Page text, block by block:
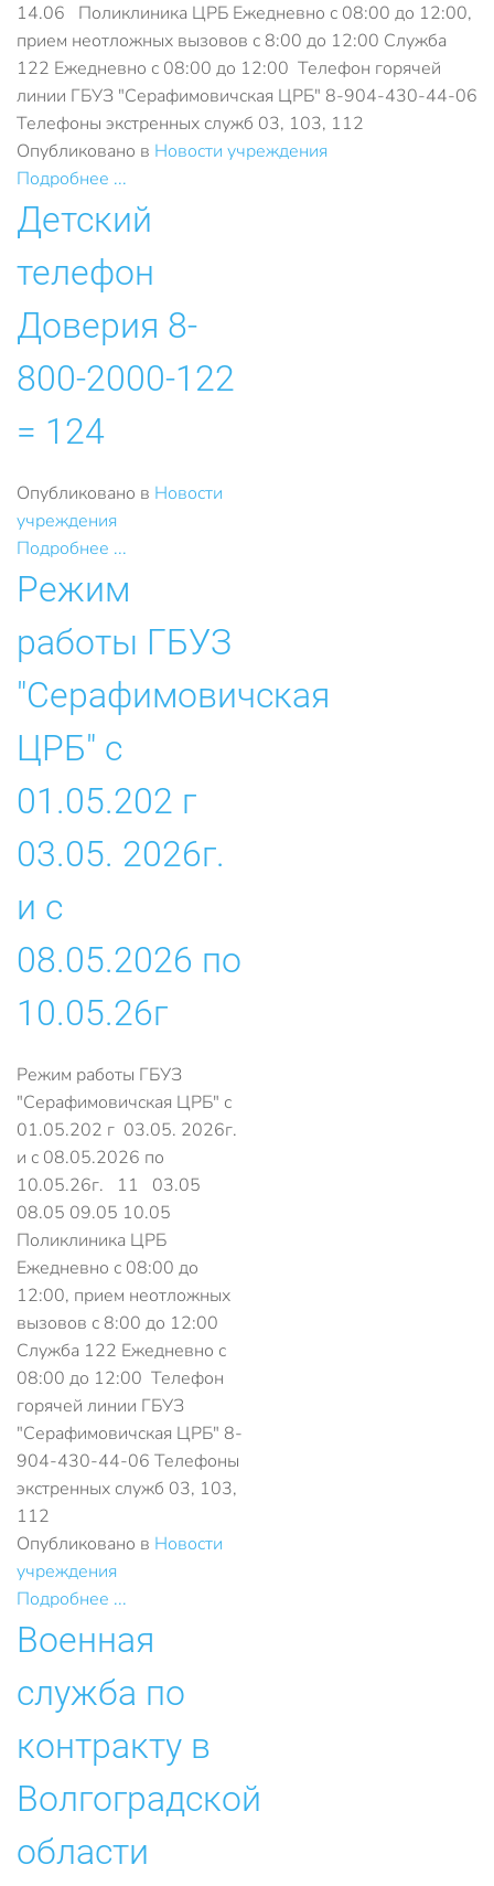
14.06 Поликлиника ЦРБ Ежедневно с 08:00 до 12:00,
прием неотложных вызовов с 8:00 до 12:00 Служба
122 Ежедневно с 08:00 до 12:00 Телефон горячей
линии ГБУЗ "Серафимовичская ЦРБ" 8-904-430-44-06
Телефоны экстренных служб 03, 103, 112
Опубликовано в Новости учреждения
Подробнее ...
Детский
телефон
Доверия 8-
800-2000-122
= 124
Опубликовано в Новости
учреждения
Подробнее ...
Режим
работы ГБУЗ
"Серафимовичская
ЦРБ" с
01.05.202 г
03.05. 2026г.
и с
08.05.2026 по
10.05.26г
Режим работы ГБУЗ
"Серафимовичская ЦРБ" с
01.05.202 г 03.05. 2026г.
и с 08.05.2026 по
10.05.26г. 11 03.05
08.05 09.05 10.05
Поликлиника ЦРБ
Ежедневно с 08:00 до
12:00, прием неотложных
вызовов с 8:00 до 12:00
Служба 122 Ежедневно с
08:00 до 12:00 Телефон
горячей линии ГБУЗ
"Серафимовичская ЦРБ" 8-
904-430-44-06 Телефоны
экстренных служб 03, 103,
112
Опубликовано в Новости
учреждения
Подробнее ...
Военная
служба по
контракту в
Волгоградской
области